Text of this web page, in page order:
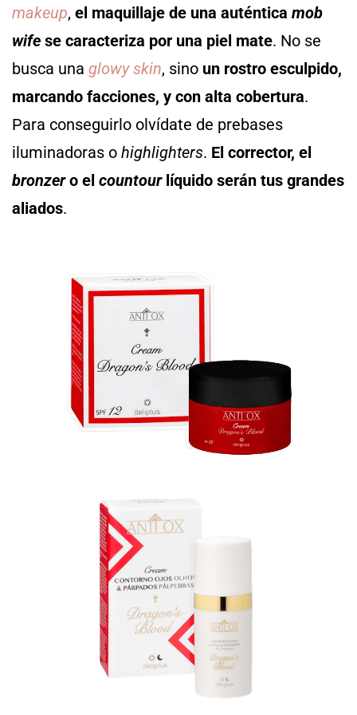
makeup, el maquillaje de una auténtica mob
wife se caracteriza por una piel mate. No se
busca una glowy skin, sino un rostro esculpido,
marcando facciones, y con alta cobertura.
Para conseguirlo olvídate de prebases
iluminadoras o highlighters. El corrector, el
bronzero el countourlíquido serán tus grandes
aliados.